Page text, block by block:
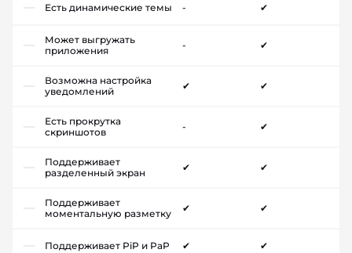
Есть динамические темы - ✔
Может выгружать
приложения
- ✔
Возможна настройка
уведомлений
✔ ✔
Есть прокрутка
скриншотов
- ✔
Поддерживает
разделенный экран
✔ ✔
Поддерживает
моментальную разметку
✔ ✔
Поддерживает PiP и PaP ✔ ✔